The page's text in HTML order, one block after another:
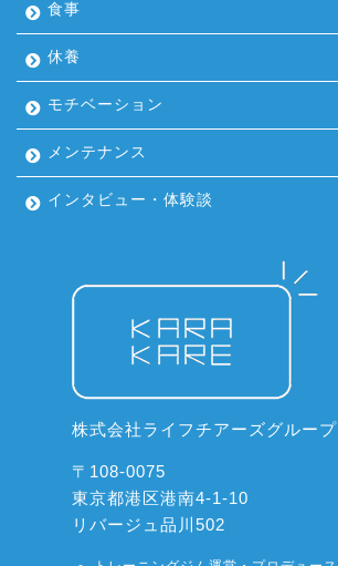
食事
休養
モチベーション
メンテナンス
インタビュー・体験談
株式会社ライフチアーズグループ
〒108-0075
東京都港区港南4-1-10
リバージュ品川502